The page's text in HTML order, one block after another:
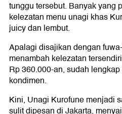
tunggu tersebut. Banyak yang
kelezatan menu unagi khas
juicy dan lembut.
Apalagi disajikan dengan
menambah kelezatan
Rp 360.000-an, sudah
kondimen.
Kini, Unagi Kurofune menjadi
sulit dipesan di Jakarta,